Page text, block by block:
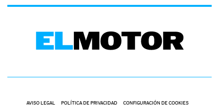
AVISO LEGAL POLÍTICA DE PRIVACIDAD CONFIGURACIÓN DE COOKIES